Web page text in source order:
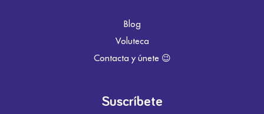
Blog
Voluteca
Contacta y únete 😉
Suscríbete